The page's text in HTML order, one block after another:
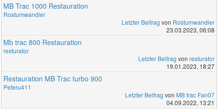
MB Trac 1000 Restauration
Rostumwandler
Letzter Beitrag von Rostumwandler
23.03.2023, 06:08
Mb trac 800 Restauration
resturator
Letzter Beitrag von resturator
19.01.2023, 18:27
Restauration MB Trac turbo 900
Peteru411
Letzter Beitrag von MB trac Fan07
04.09.2022, 13:21